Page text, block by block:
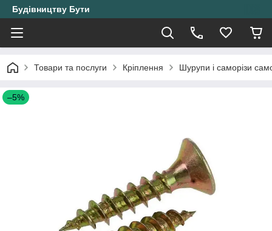
Будівництву Бути
Товари та послуги Кріплення Шурупи і саморізи
–5%